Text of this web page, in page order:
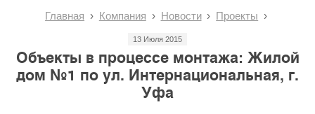
Главная Компания Новости Проекты
13 Июля 2015
Объекты в процессе монтажа: Жилой
дом №1 по ул. Интернациональная, г.
Уфа